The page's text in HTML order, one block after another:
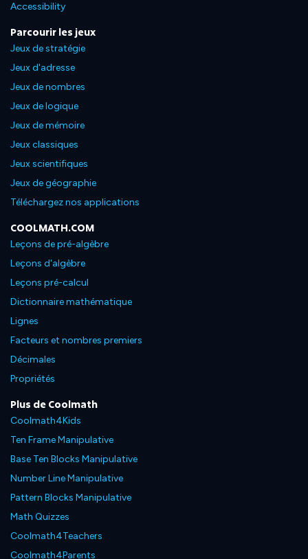
Accessibility
Parcourir les jeux
Jeux de stratégie
Jeux d'adresse
Jeux de nombres
Jeux de logique
Jeux de mémoire
Jeux classiques
Jeux scientifiques
Jeux de géographie
Téléchargez nos applications
COOLMATH.COM
Leçons de pré-algèbre
Leçons d'algèbre
Leçons pré-calcul
Dictionnaire mathématique
Lignes
Facteurs et nombres premiers
Décimales
Propriétés
Plus de Coolmath
Coolmath4Kids
Ten Frame Manipulative
Base Ten Blocks Manipulative
Number Line Manipulative
Pattern Blocks Manipulative
Math Quizzes
Coolmath4Teachers
Coolmath4Parents